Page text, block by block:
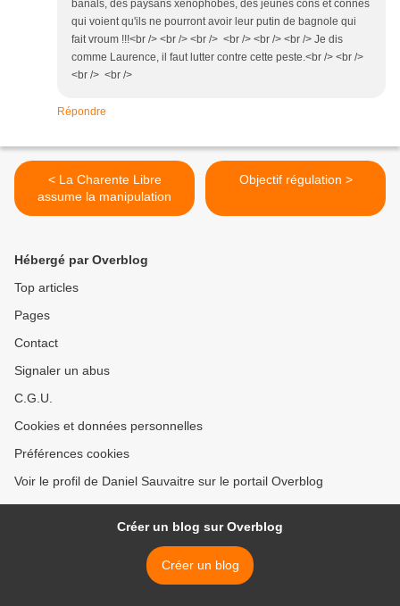
banals, des paysans xénophobes, des jeunes cons et connes
qui voient qu'ils ne pourront avoir leur putin de bagnole qui
fait vroum !!!<br /> <br /> <br /> <br /> <br /> <br /> Je dis
comme Laurence, il faut lutter contre cette peste.<br /> <br />
<br /> <br />
Répondre
< La Charente Libre
assume la manipulation
Objectif régulation >
Hébergé par Overblog
Top articles
Pages
Contact
Signaler un abus
C.G.U.
Cookies et données personnelles
Préférences cookies
Voir le profil de Daniel Sauvaitre sur le portail Overblog
Créer un blog sur Overblog
Créer un blog